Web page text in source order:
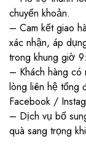
chuyển khoản.
– Cam kết giao
xác nhận, áp
trong khung giờ
– Khách hàng
lòng liên hệ tổng
Facebook /
– Dịch vụ bổ
quà sang trọng